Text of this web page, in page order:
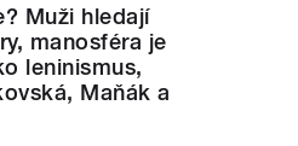
Muži hledají
manosféra je
leninismus,
Maňák a